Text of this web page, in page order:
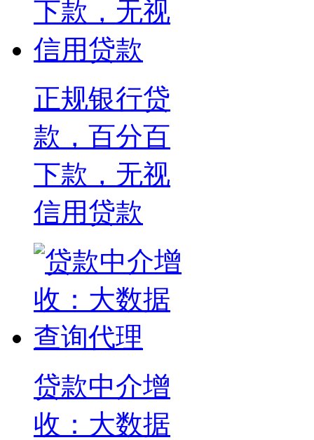
正规银行贷
款，百分百
下款，无视
信用贷款
贷款中介增
收：大数据